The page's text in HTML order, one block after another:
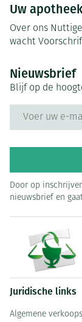
Uw
Over ons
wacht
Nieuwsbrief
Blijf op de
Door op
nieuwsbrief en
Juridische links
Algemene